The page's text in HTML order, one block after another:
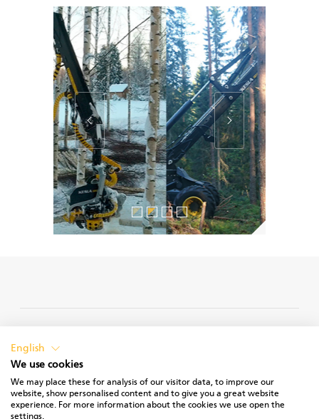
English
We use cookies
We may place these for analysis of our visitor data, to improve our
website, show personalised content and to give you a great website
experience. For more information about the cookies we use open the
settings.